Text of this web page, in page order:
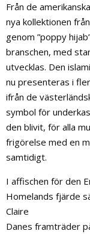
Från de
nya kollektionen
genom ”poppy
branschen, med
utvecklas. Den
nu presenteras i
ifrån de
symbol för
den blivit, för alla
frigörelse med en
samtidigt.
I affischen för den
Homelands fjärde
Claire
Danes framträder